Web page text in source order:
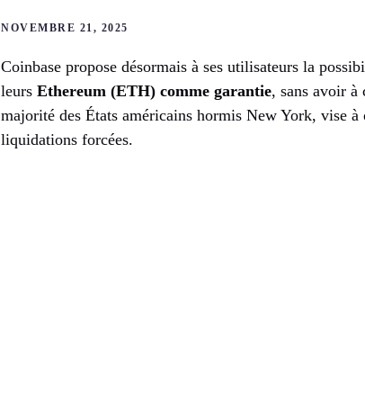
NOVEMBRE 21, 2025
Coinbase propose désormais à ses utilisateurs la
leurs Ethereum (ETH) comme garantie, sans avoir à
majorité des États américains hormis New York, vise
liquidations forcées.